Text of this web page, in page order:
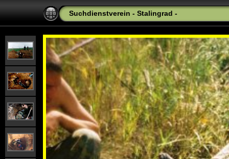
Suchdienstverein - Stalingrad -